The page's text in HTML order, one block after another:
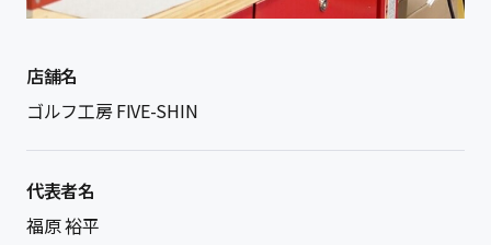
店舗名
ゴルフ工房 FIVE-SHIN
代表者名
福原 裕平